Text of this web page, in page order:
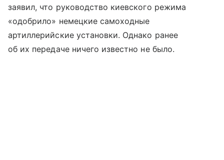
заявил, что руководство киевского режима
«одобрило» немецкие самоходные
артиллерийские установки. Однако ранее
об их передаче ничего известно не было.